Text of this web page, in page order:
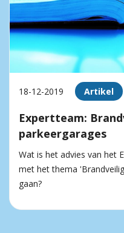
18-12-2019 Artikel
Expertteam:
parkeergarages
Wat is het advies van het
met het thema
gaan?